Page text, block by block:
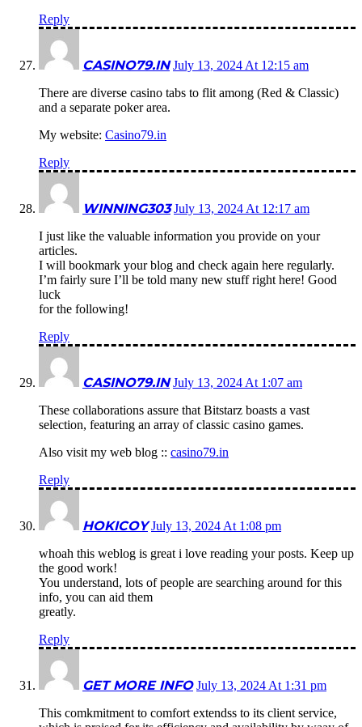
Reply
CASINO79.IN July 13, 2024 At 12:15 am
There are diverse casino tabs to flit among (Red & Classic)
and a separate poker area.
My website: Casino79.in
Reply
WINNING303 July 13, 2024 At 12:17 am
I just like the valuable information you provide on your
articles.
I will bookmark your blog and check again here regularly.
I’m fairly sure I’ll be told many new stuff right here! Good
luck
for the following!
Reply
CASINO79.IN July 13, 2024 At 1:07 am
These collaborations assure that Bitstarz boasts a vast
selection, featuring an array of classic casino games.
Also visit my web blog :: casino79.in
Reply
HOKICOY July 13, 2024 At 1:08 pm
whoah this weblog is great i love reading your posts. Keep up
the good work!
You understand, lots of people are searching around for this
info, you can aid them
greatly.
Reply
GET MORE INFO July 13, 2024 At 1:31 pm
This comkmitment to comfort extendss to its client service,